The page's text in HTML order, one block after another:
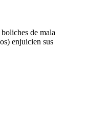
de mala
enjuicien sus